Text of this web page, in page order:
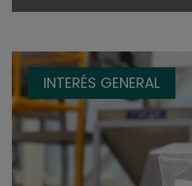
INTERÉS GENERAL